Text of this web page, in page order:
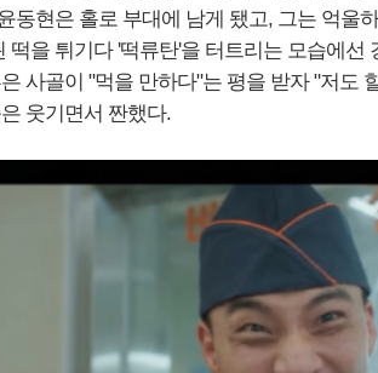
동현은 홀로 부대에 남게 됐고, 그는 억울
떡을 튀기다 '떡류탄'을 터트리는 모습에선
사골이 "먹을 만하다"는 평을 받자 "저도
웃기면서 짠했다.